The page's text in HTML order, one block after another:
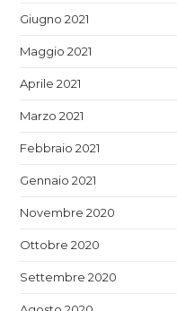
Giugno 2021
Maggio 2021
Aprile 2021
Marzo 2021
Febbraio 2021
Gennaio 2021
Novembre 2020
Ottobre 2020
Settembre 2020